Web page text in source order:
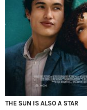
THE SUN IS ALSO A STAR